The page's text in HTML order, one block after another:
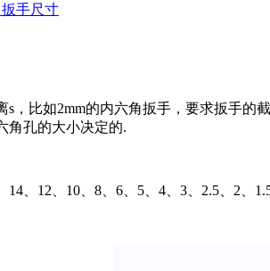
手尺寸
s，比如2mm的内六角扳手，要求扳手的
角孔的大小决定的.
、12、10、8、6、5、4、3、2.5、2、